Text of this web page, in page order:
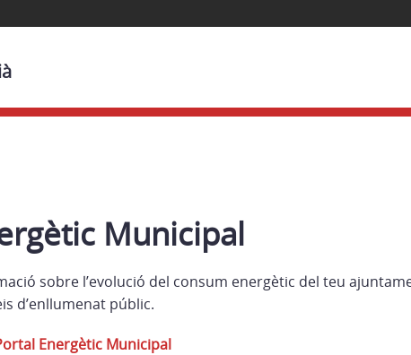
Municipal
sobre l’evolució del consum energètic del teu
d’enllumenat públic.
Energètic Municipal